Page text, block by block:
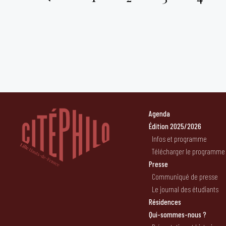
Agenda
Édition 2025/2026
Infos et programme
Télécharger le programme
Presse
Communiqué de presse
Le journal des étudiants
Résidences
Qui-sommes-nous ?